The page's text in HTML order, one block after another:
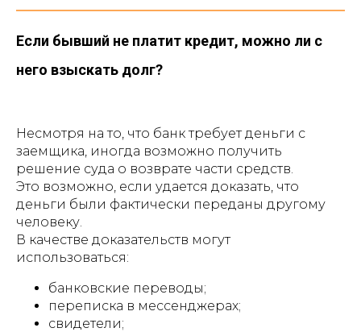
Если бывший не платит кредит, можно ли с
него взыскать долг?
Несмотря на то, что банк требует деньги с
заемщика, иногда возможно получить
решение суда о возврате части средств.
Это возможно, если удается доказать, что
деньги были фактически переданы другому
человеку.
В качестве доказательств могут
использоваться:
банковские переводы;
переписка в мессенджерах;
свидетели;